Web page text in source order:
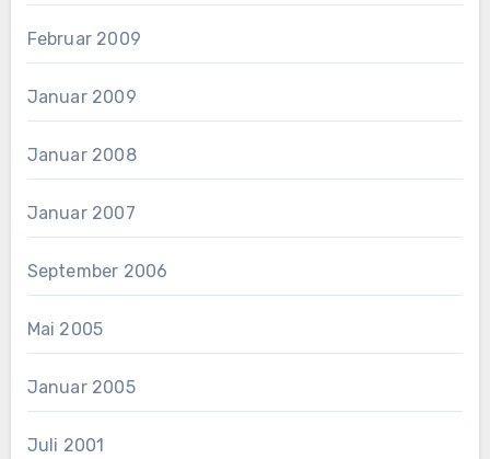
Februar 2009
Januar 2009
Januar 2008
Januar 2007
September 2006
Mai 2005
Januar 2005
Juli 2001